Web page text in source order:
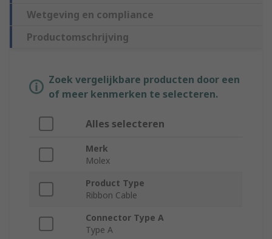
Wetgeving en compliance
Productomschrijving
Zoek vergelijkbare producten door een
of meer kenmerken te selecteren.
Alles selecteren
Merk
Molex
Product Type
Ribbon Cable
Connector Type A
Type A